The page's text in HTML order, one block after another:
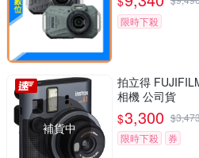
限時下殺
補貨中
拍立得
相機 公司貨
$3,300 $
限時下殺
券